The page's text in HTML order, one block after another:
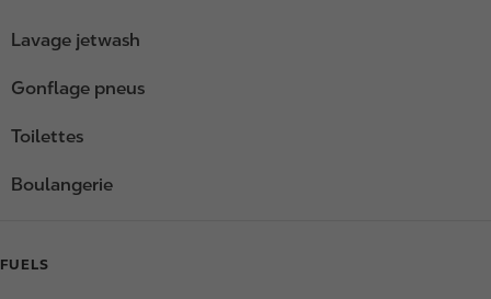
Lavage jetwash
Gonflage pneus
Toilettes
Boulangerie
FUELS